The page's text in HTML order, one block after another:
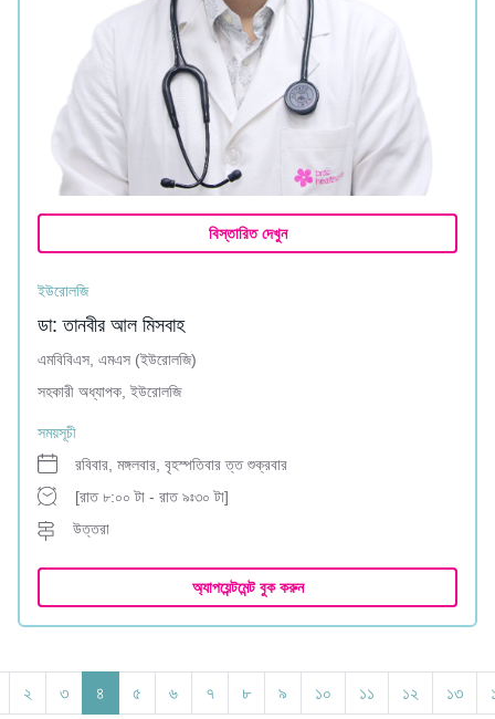
বিস্তারিত দেখুন
ইউরোলজি
ডা: তানবীর আল মিসবাহ
এমবিবিএস, এমএস (ইউরোলজি)
সহকারী অধ্যাপক, ইউরোলজি
সময়সূচী
রবিবার, মঙ্গলবার, বৃহস্পতিবার ত্ত শুক্রবার
[রাত ৮:০০ টা - রাত ৯ঃ৩০ টা]
উত্তরা
অ্যাপয়েন্টমেন্ট বুক করুন
২ ৩ ৪ ৫ ৬ ৭ ৮ ৯ ১০ ১১ ১২ ১৩